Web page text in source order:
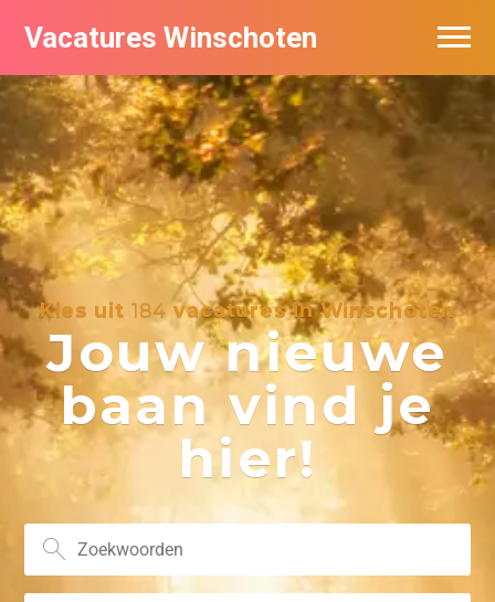
Vacatures Winschoten
Kies uit 184 vacatures in Winschoten
Jouw nieuwe
baan vind je
hier!
Vacatures per bedrijf in Winschoten
Nieuwsbrief feed